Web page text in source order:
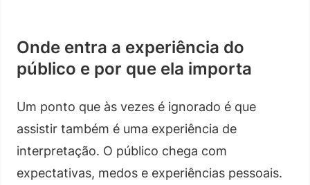
Onde entra a experiência do
público e por que ela importa
Um ponto que às vezes é ignorado é que
assistir também é uma experiência de
interpretação. O público chega com
expectativas, medos e experiências pessoais.